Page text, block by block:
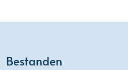
Bestanden